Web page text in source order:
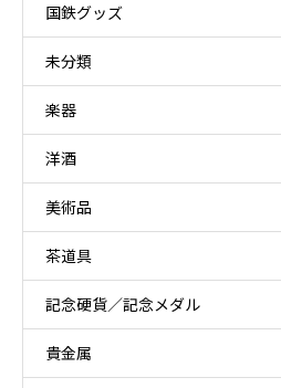
国鉄グッズ
未分類
楽器
洋酒
美術品
茶道具
記念硬貨／記念メダル
貴金属